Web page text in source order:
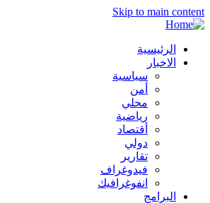
Skip to main content
الرئيسية
الاخبار
سياسية
أمن
محلي
رياضية
أقتصاد
دولي
تقارير
فيدوغراف
انفوغرافيك
البرامج